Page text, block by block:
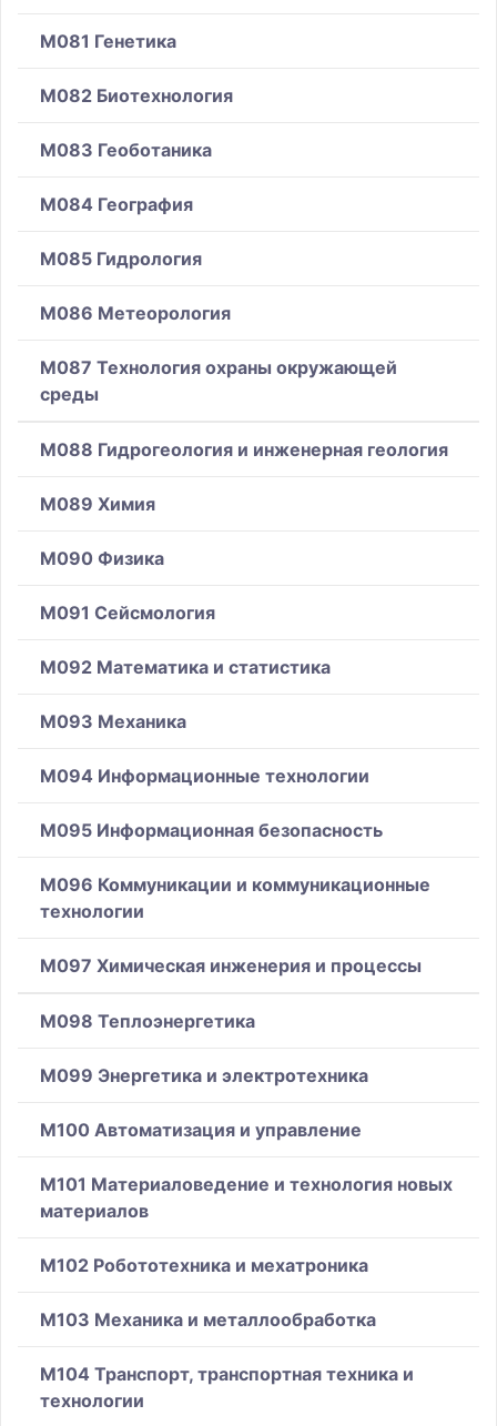
M081 Генетика
M082 Биотехнология
M083 Геоботаника
M084 География
M085 Гидрология
M086 Метеорология
M087 Технология охраны окружающей
среды
M088 Гидрогеология и инженерная геология
M089 Химия
M090 Физика
M091 Сейсмология
M092 Математика и статистика
M093 Механика
M094 Информационные технологии
M095 Информационная безопасность
M096 Коммуникации и коммуникационные
технологии
M097 Химическая инженерия и процессы
M098 Теплоэнергетика
M099 Энергетика и электротехника
M100 Автоматизация и управление
M101 Материаловедение и технология новых
материалов
M102 Робототехника и мехатроника
M103 Механика и металлообработка
M104 Транспорт, транспортная техника и
технологии